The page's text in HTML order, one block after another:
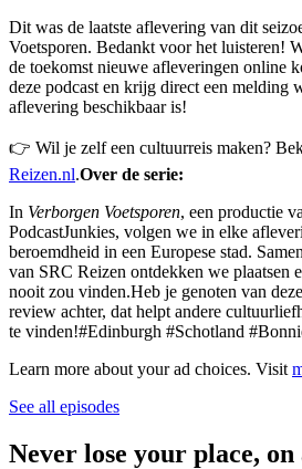
Dit was de laatste aflevering van dit
Voetsporen. Bedankt voor het luisteren!
de toekomst nieuwe afleveringen online
deze podcast en krijg direct een melding
aflevering beschikbaar is!
👉 Wil je zelf een cultuurreis maken?
Reizen.nl.Over de serie:
In Verborgen Voetsporen, een productie
PodcastJunkies, volgen we in elke
beroemdheid in een Europese stad.
van SRC Reizen ontdekken we plaatsen
nooit zou vinden.Heb je genoten van
review achter, dat helpt andere
te vinden!#Edinburgh #Schotland
Learn more about your ad choices. Visit
See all episodes
Never lose your place, on